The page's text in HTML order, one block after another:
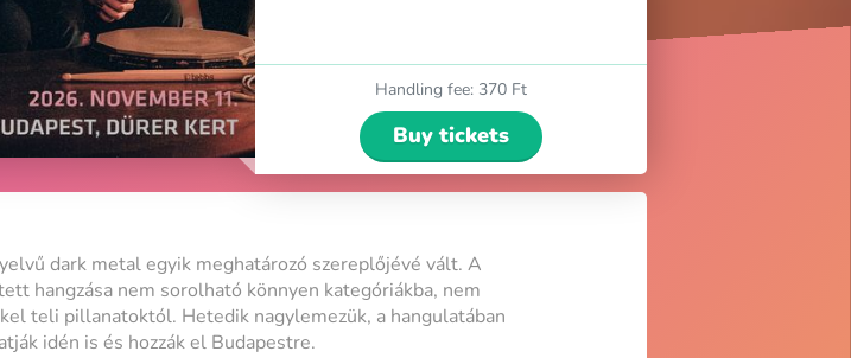
Handling fee: 370 Ft
Buy tickets
dark metal egyik meghatározó szereplőjévé vált. A
hangzása nem sorolható könnyen kategóriákba, nem
teli pillanatoktól. Hetedik nagylemezük, a hangulatában
idén is és hozzák el Budapestre.